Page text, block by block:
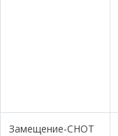
Замещение-СНОТ